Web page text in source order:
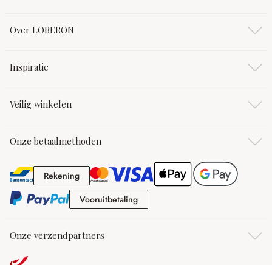
Over LOBERON
Inspiratie
Veilig winkelen
Onze betaalmethoden
RekeningRekening
VooruitbetalingVooruitbetaling
Onze verzendpartners